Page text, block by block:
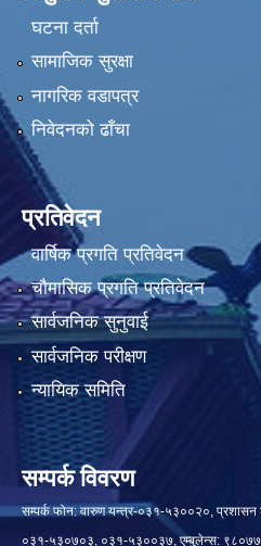
घटना दर्ता
सामाजिक सुरक्षा
नागरिक वडापत्र
निवेदनको ढाँचा
प्रतिवेदन
वार्षिक प्रगति प्रतिवेदन
चौमासिक प्रगति प्रतिवेदन
सार्वजनिक सुनुवाई
सार्वजनिक परीक्षण
न्यायिक समिति
सम्पर्क विवरण
सम्पर्क फोन: वारुण यन्त्र-०३१-५३००२०,
०३१-५३०७०३, ०३१-५३००३७, एम्बुलेन्स: